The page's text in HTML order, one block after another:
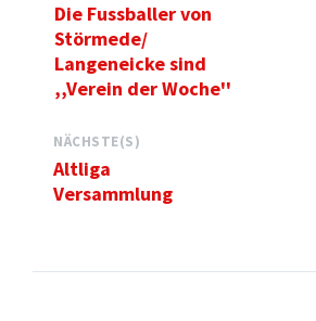
Die Fussballer von
Störmede/
Langeneicke sind
,,Verein der Woche''
NÄCHSTE(S)
Altliga
Versammlung